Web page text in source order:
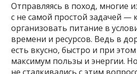
Отправляясь в поход, многие
с не самой простой задачей —
организовать питание в
времени и ресурсов. Ведь в
есть вкусно, быстро и при
максимум пользы и энергии.